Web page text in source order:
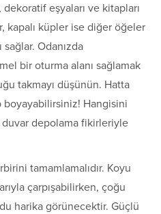
dekoratif eşyaları ve kitapları
kapalı küpler ise diğer öğeler
Odanızda
bir oturma alanı sağlamak
takmayı düşünün. Hatta
Hangisini
depolama fikirleriyle
tamamlamalıdır. Koyu
çarpışabilirken, çoğu
harika görünecektir. Güçlü